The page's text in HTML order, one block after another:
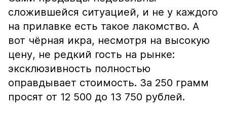
сложившейся ситуацией, и не у каждого
на прилавке есть такое лакомство. А
вот чёрная икра, несмотря на высокую
цену, не редкий гость на рынке:
эксклюзивность полностью
оправдывает стоимость. За 250 грамм
просят от 12 500 до 13 750 рублей.